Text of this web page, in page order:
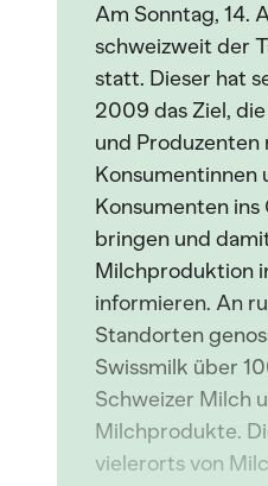
Am Sonntag, 14.
schweizweit der
statt. Dieser hat
2009 das Ziel,
und Produzenten
Konsumentinnen
Konsumenten ins
bringen und
Milchproduktion
informieren. An
Standorten
Swissmilk über
Schweizer Milch
Milchprodukte.
vielerorts von